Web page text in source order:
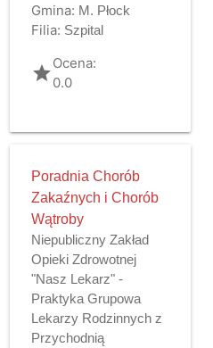
Gmina: M. Płock
Filia: Szpital
gradeOcena:
0.0
Poradnia Chorób
Zakaźnych i Chorób
Wątroby
Niepubliczny Zakład
Opieki Zdrowotnej
"Nasz Lekarz" -
Praktyka Grupowa
Lekarzy Rodzinnych z
Przychodnią